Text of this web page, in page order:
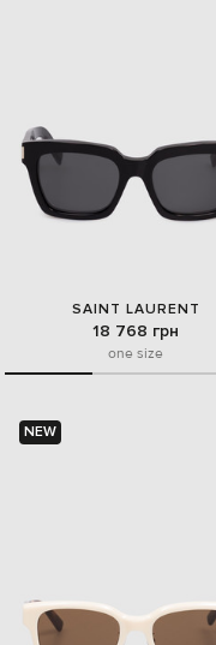
SAINT LAURENT
18 768 грн
one size
NEW